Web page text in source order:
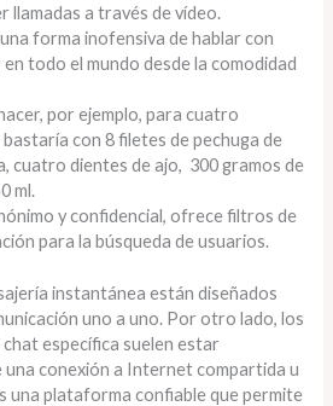
llamadas a través de vídeo.
forma inofensiva de hablar con
todo el mundo desde la comodidad
por ejemplo, para cuatro
con 8 filetes de pechuga de
cuatro dientes de ajo, 300 gramos de
ml.
y confidencial, ofrece filtros de
para la búsqueda de usuarios.
instantánea están diseñados
uno a uno. Por otro lado, los
específica suelen estar
conexión a Internet compartida u
una plataforma confiable que permite